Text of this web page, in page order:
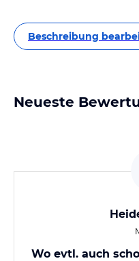
Beschreibung
Neueste
Wo evtl. auch